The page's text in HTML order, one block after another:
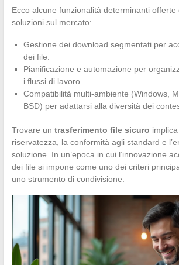
Ecco alcune funzionalità determinanti offerte
soluzioni sul mercato:
Gestione dei download segmentati per
dei file.
Pianificazione e automazione per
i flussi di lavoro.
Compatibilità multi-ambiente (Windows,
BSD) per adattarsi alla diversità dei
Trovare un trasferimento file sicuro
riservatezza, la conformità agli standard e
soluzione. In un’epoca in cui l’innovazione
dei file si impone come uno dei criteri
uno strumento di condivisione.